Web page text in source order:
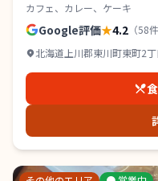
カフェ、カレー、ケーキ
Google評価★4.2 （58件
北海道上川郡東川町東町2